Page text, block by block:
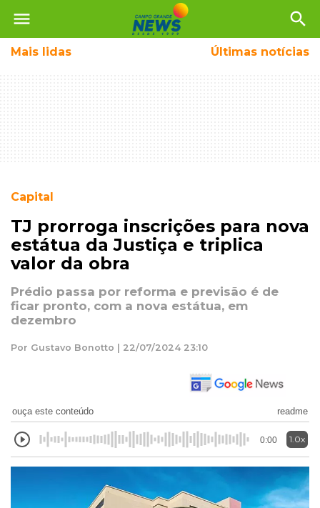
menu search
Mais lidas Últimas notícias
Capital
TJ prorroga inscrições para nova
estátua da Justiça e triplica
valor da obra
Prédio passa por reforma e previsão é de
ficar pronto, com a nova estátua, em
dezembro
Por Gustavo Bonotto | 22/07/2024 23:10
ouça este conteúdo readme
0:00 1.0x